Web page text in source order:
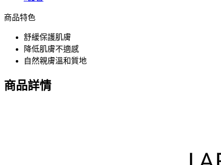
商品特色
舒緩保護肌膚
降低肌膚不適感
自然親膚溫和質地
商品詳情